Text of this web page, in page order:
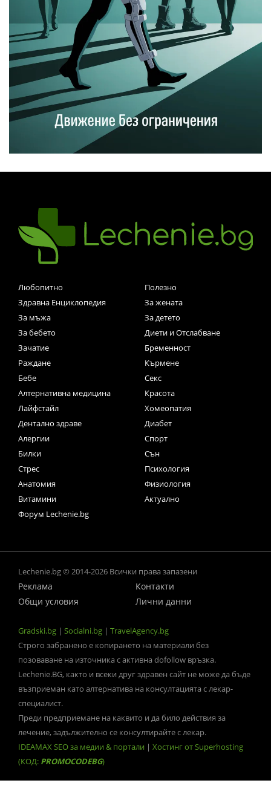
Любопитно
Полезно
Здравна Енциклопедия
За жената
За мъжа
За детето
За бебето
Диети и Отслабване
Зачатие
Бременност
Раждане
Кърмене
Бебе
Секс
Алтернативна медицина
Красота
Лайфстайл
Хомеопатия
Дентално здраве
Диабет
Алергии
Спорт
Билки
Сън
Стрес
Психология
Анатомия
Физиология
Витамини
Актуално
Форум Lechenie.bg
Lechenie.bg © 2014-2026 Всички права запазени
Реклама
Контакти
Общи условия
Лични данни
Gradski.bg | Socialni.bg | TravelAgency.bg
Строго забранено е копирането на материали без
позоваване на източника с активна dofollow връзка.
Lechenie.BG, както и всеки друг здравен сайт не може да бъде
възприеман като алтернатива на консултацията с лекар-
специалист.
Преди предприемане на каквито и да било действия за
лечение, задължително се консултирайте с лекар.
IDEAMAX SEO за медии & портали | Хостинг от Superhosting
(КОД: PROMOCODEBG)